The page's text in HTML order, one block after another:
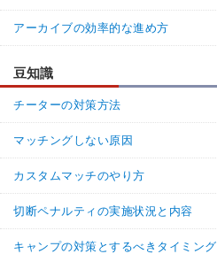
アーカイブの効率的な進め方
豆知識
チーターの対策方法
マッチングしない原因
カスタムマッチのやり方
切断ペナルティの実施状況と内容
キャンプの対策とするべきタイミング